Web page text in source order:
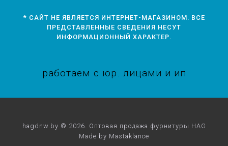
* САЙТ НЕ ЯВЛЯЕТСЯ ИНТЕРНЕТ-МАГАЗИНОМ. ВСЕ
ПРЕДСТАВЛЕННЫЕ СВЕДЕНИЯ НЕСУТ
ИНФОРМАЦИОННЫЙ ХАРАКТЕР.
работаем с юр. лицами и ип
375 29 707 20 60
hagdnw.by © 2026. Оптовая продажа фурнитуры HAG
Made by Mastaklance